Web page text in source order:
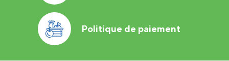
Politique de paiement